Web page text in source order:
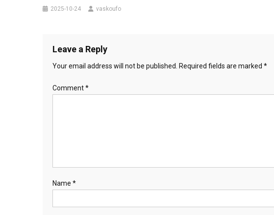
2025-10-24 vaskoufo
Leave a Reply
Your email address will not be published. Required fields are marked *
Comment*
Name *